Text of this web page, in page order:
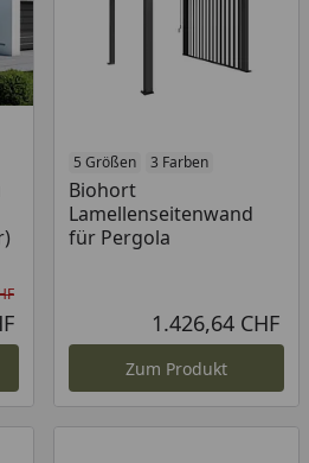
Rabatt in Prozent
Ursprünglicher Preis
5 Größen 3 Farben
Biohort
Lamellenseitenwand
für Pergola
1.426,64 CHF
Zum Produkt